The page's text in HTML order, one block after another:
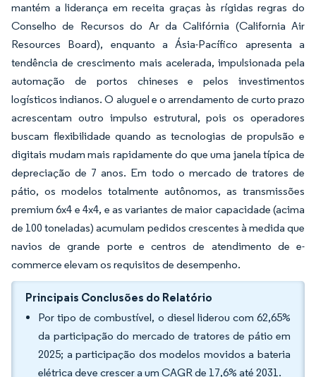
mantém a liderança em receita graças às rígidas regras do
Conselho de Recursos do Ar da Califórnia (California Air
Resources Board), enquanto a Ásia-Pacífico apresenta a
tendência de crescimento mais acelerada, impulsionada pela
automação de portos chineses e pelos investimentos
logísticos indianos. O aluguel e o arrendamento de curto prazo
acrescentam outro impulso estrutural, pois os operadores
buscam flexibilidade quando as tecnologias de propulsão e
digitais mudam mais rapidamente do que uma janela típica de
depreciação de 7 anos. Em todo o mercado de tratores de
pátio, os modelos totalmente autônomos, as transmissões
premium 6x4 e 4x4, e as variantes de maior capacidade (acima
de 100 toneladas) acumulam pedidos crescentes à medida que
navios de grande porte e centros de atendimento de e-
commerce elevam os requisitos de desempenho.
Principais Conclusões do Relatório
Por tipo de combustível, o diesel liderou com 62,65%
da participação do mercado de tratores de pátio em
2025; a participação dos modelos movidos a bateria
elétrica deve crescer a um CAGR de 17,6% até 2031.